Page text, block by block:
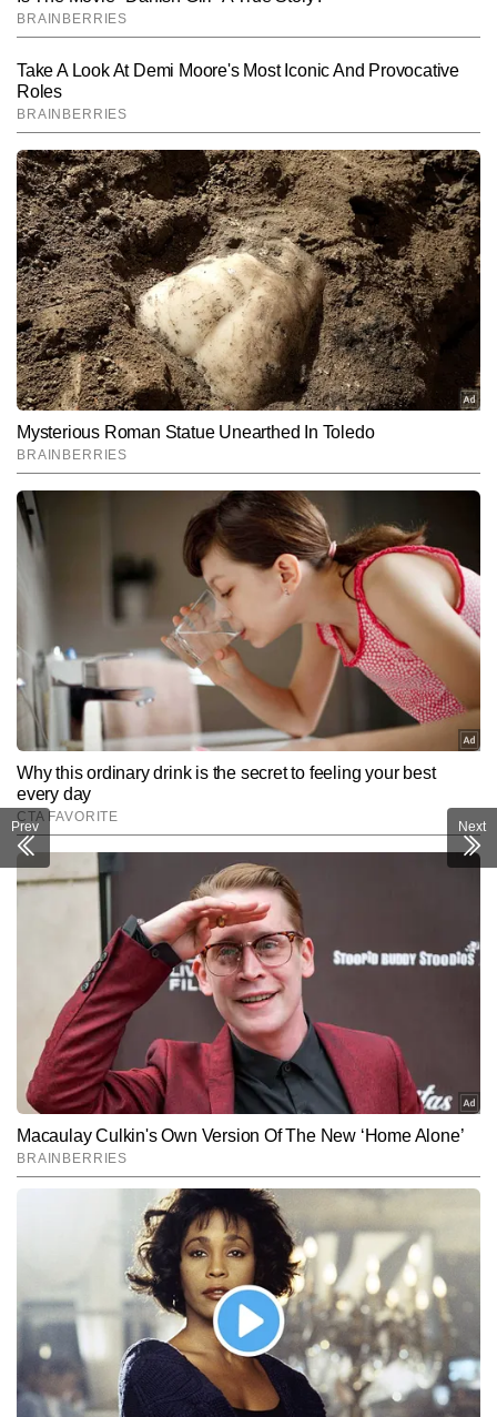
Prev Next